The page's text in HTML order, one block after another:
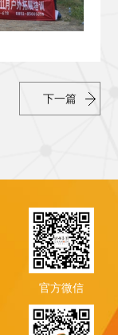
下一篇
官方微信